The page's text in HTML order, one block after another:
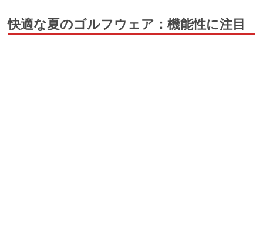
快適な夏のゴルフウェア：機能性に注目